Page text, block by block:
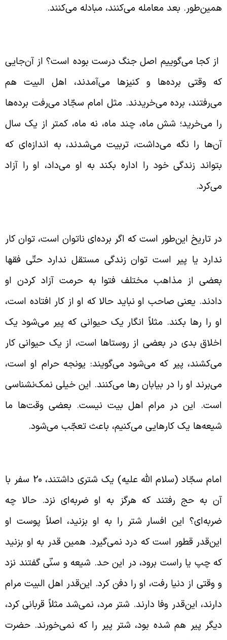
بعد معامله می‌کنند، مبادله می‌کنند.
کجا می‌گوییم اصل جنگ درست بوده است؟ از آن‌جایی
وقتی برده‌ها و کنیزها می‌آمدند، اهل البیت هم
برده می‌خریدند. مثل امام سجّاد می‌رفت برده‌ها
می‌خرید؛ شش ماه، چند ماه، نه ماه، کمتر از یک سال
را نگه می‌داشت، تربیت می‌شدند، به اندازه‌ای که
زندگی خود را اداره بکند به او می‌داد، او را آزاد
تاریخ این‌طور است که اگر برده‌ای ناتوان است، توان کار
یا پیر است توان زندگی مستقل ندارد حتّی فقها
از مذاهب مختلف فتوا به حرمت آزاد کردن او
یعنی صاحب او نباید حالا که او از کار افتاده است،
را رها بکند. مثلاً انگار یک حیوانی که پیر می‌شود یک
بدی در بعضی از روستاها است، از یک حیوانی کار
پیر که می‌شود می‌گویند: یونجه حرام او است،
او را در بیابان رها می‌کنند. این خیلی نمک‌نشناسی
این در مرام اهل بیت نیست. بعضی وقت‌ها ما
یک کارهایی می‌کنیم، باعث تعجّب می‌شود.
امام سجّاد (سلام الله علیه) یک شتری داشتند، 20 سفر با
به حج رفتند که هرگز به او ضربه‌ای نزد. حالا چه
این افسار شتر را به او بزنید، اصلاً پوست او
قطور است که درد نمی‌گیرد. همین قدر به او بزنید
چپ یا راست برود، در این حد. شیعه و سنّی گفتند نزد
وقتی از دنیا رفت، او را دفن کرد. این‌قدر اهل البیت مرام
این‌قدر وفا دارند. شتر مرد، نمی‌شد مثلاً قربانی کرد،
پیر هم شده بود، شتر پیر را که نمی‌خورند. حضرت